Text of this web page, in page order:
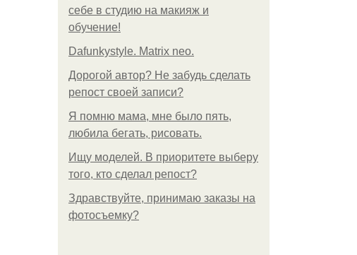
себе в студию на макияж и
обучение!
Dafunkystyle. Matrix neo.
Дорогой автор? Не забудь сделать
репост своей записи?
Я помню мама, мне было пять,
любила бегать, рисовать.
Ищу моделей. В приоритете выберу
того, кто сделал репост?
Здравствуйте, принимаю заказы на
фотосъемку?